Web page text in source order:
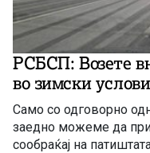
РСБСП: Возете
во зимски
Само со одговорно
заедно можеме да
сообраќај на